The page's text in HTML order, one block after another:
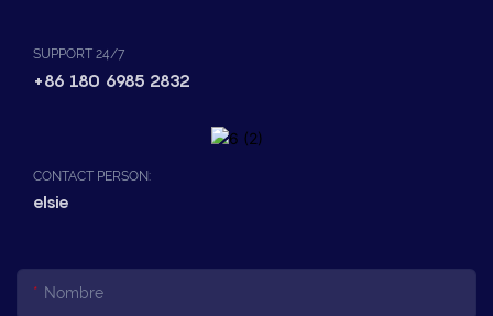
SUPPORT 24/7
+86 180 6985 2832
CONTACT PERSON:
elsie
Nombre